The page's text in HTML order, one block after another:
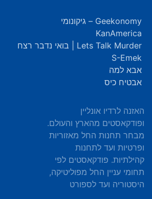
Geekonomy – גיקונומי
KanAmerica
Lets Talk Murder | בואי נדבר רצח
S-Emek
אבא למה
אבטיח כיס
האזנה לרדיו אונליין
ופודקאסטים מהארץ והעולם.
מבחר תחנות החל מאזוריות
ופרטיות ועד לתחנות
קהילתיות. פודקאסטים לפי
תחומי עניין החל מפוליטיקה,
היסטוריה ועד לספורט